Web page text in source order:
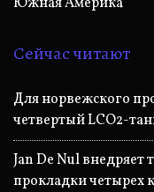
Сейчас читают
Для норвежского
четвертый LCO2-
Jan De Nul
прокладки четырех